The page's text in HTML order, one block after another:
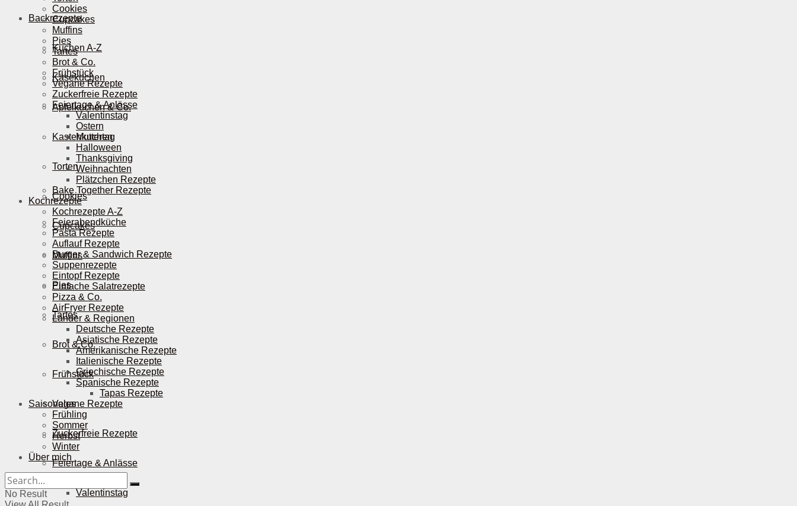
Backrezepte
Kuchen A-Z
Käsekuchen
Apfelkuchen & Co.
Kastenkuchen
Torten
Cookies
Cupcakes
Muffins
Pies
Tartes
Brot & Co.
Frühstück
Vegane Rezepte
Zuckerfreie Rezepte
Feiertage & Anlässe
Valentinstag
Cookies
Cupcakes
Muffins
Pies
Tartes
Brot & Co.
Frühstück
Vegane Rezepte
Zuckerfreie Rezepte
Feiertage & Anlässe
Valentinstag
Ostern
Muttertag
Halloween
Thanksgiving
Weihnachten
Plätzchen Rezepte
Bake Together Rezepte
Kochrezepte
Kochrezepte A-Z
Feierabendküche
Pasta Rezepte
Auflauf Rezepte
Burger & Sandwich Rezepte
Suppenrezepte
Eintopf Rezepte
Einfache Salatrezepte
Pizza & Co.
AirFryer Rezepte
Länder & Regionen
Deutsche Rezepte
Asiatische Rezepte
Amerikanische Rezepte
Italienische Rezepte
Griechische Rezepte
Spanische Rezepte
Tapas Rezepte
Saisonales
Frühling
Sommer
Herbst
Winter
Über mich
No Result